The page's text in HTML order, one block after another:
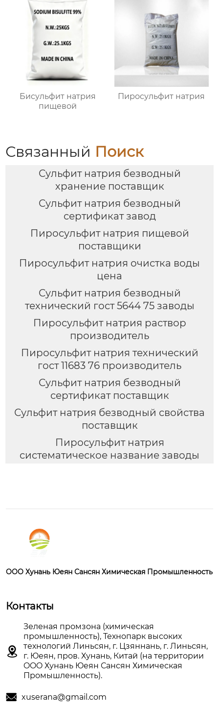
Бисульфит натрия
пищевой
Пиросульфит натрия
Связанный Поиск
Сульфит натрия безводный
хранение поставщик
Сульфит натрия безводный
сертификат завод
Пиросульфит натрия пищевой
поставщики
Пиросульфит натрия очистка воды
цена
Сульфит натрия безводный
технический гост 5644 75 заводы
Пиросульфит натрия раствор
производитель
Пиросульфит натрия технический
гост 11683 76 производитель
Сульфит натрия безводный
сертификат поставщик
Сульфит натрия безводный свойства
поставщик
Пиросульфит натрия
систематическое название заводы
OOO Хунань Юеян Сансян Химическая Промышленность
Контакты

Зеленая промзона (химическая
промышленность), Технопарк высоких
технологий Линьсян, г. Цзяннань, г. Линьсян,
г. Юеян, пров. Хунань, Китай (на территории
OOO Хунань Юеян Сансян Химическая
Промышленность).
 xuserana@gmail.com